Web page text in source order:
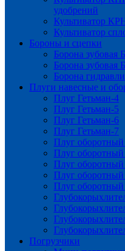
удобрений
Культиватор
Культиватор
Бороны и сцепки
Борона зубовая
Борона зубовая
Борона
Плуги навесные и
Плуг Гетьман-4
Плуг Гетьман-5
Плуг Гетьман-6
Плуг Гетьман-7
Плуг
Плуг
Плуг
Плуг
Плуг
Погрузчики